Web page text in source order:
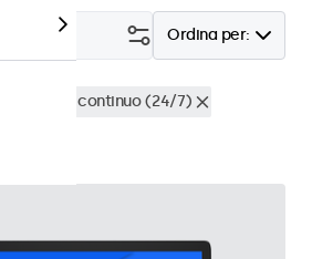
Ordina per:
Utilizzo continuo (24/7)